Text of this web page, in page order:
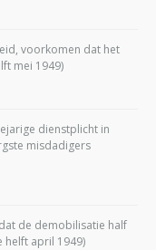
voorkomen dat het
mei 1949)
dienstplicht in
misdadigers
de demobilisatie half
helft april 1949)